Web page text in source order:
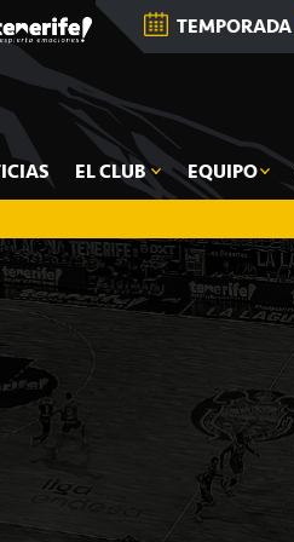
TEMPORADA
EL CLUB EQUIPO